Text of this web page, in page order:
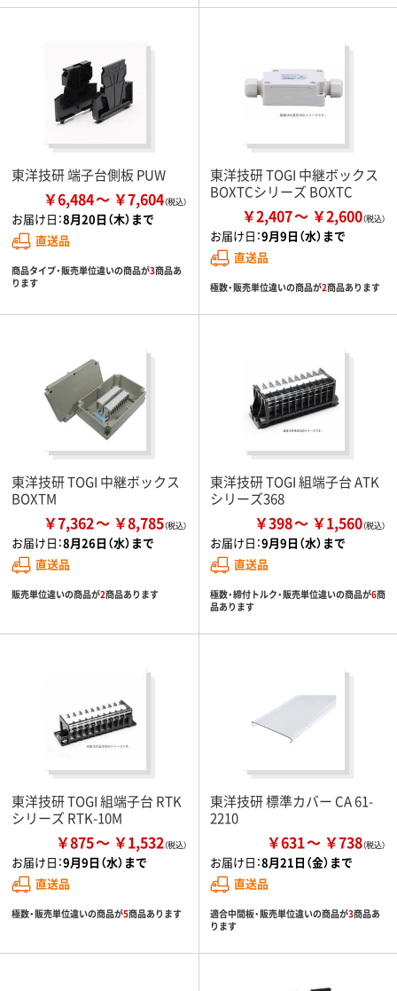
東洋技研 端子台側板 PUW
￥6,484 ￥7,604
お届け日：8月20日（木）まで
直送品
商品タイプ・販売単位違いの商品が3商品あ
ります
東洋技研 TOGI 中継ボックス
BOXTCシリーズ BOXTC
￥2,407 ￥2,600
お届け日：9月9日（水）まで
直送品
極数・販売単位違いの商品が2商品あります
東洋技研 TOGI 中継ボックス
BOXTM
￥7,362 ￥8,785
お届け日：8月26日（水）まで
直送品
販売単位違いの商品が2商品あります
東洋技研 TOGI 組端子台 ATK
シリーズ368
￥398 ￥1,560
お届け日：9月9日（水）まで
直送品
極数・締付トルク・販売単位違いの商品が6商
品あります
東洋技研 TOGI 組端子台 RTK
シリーズ RTK-10M
￥875 ￥1,532
お届け日：9月9日（水）まで
直送品
極数・販売単位違いの商品が5商品あります
東洋技研 標準カバー CA 61-
2210
￥631 ￥738
お届け日：8月21日（金）まで
直送品
適合中間板・販売単位違いの商品が3商品あ
ります